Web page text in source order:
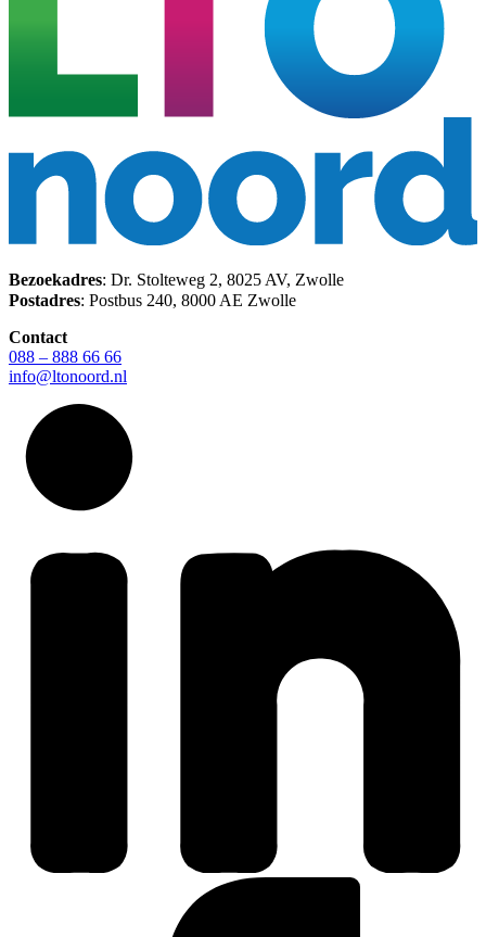
Bezoekadres: Dr. Stolteweg 2, 8025 AV, Zwolle
Postadres: Postbus 240, 8000 AE Zwolle
Contact
088 – 888 66 66
info@ltonoord.nl